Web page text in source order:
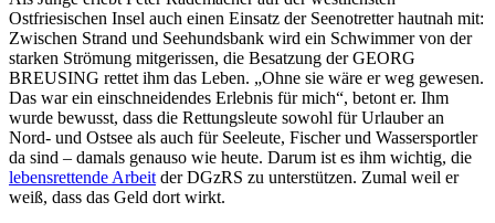
Ostfriesischen Insel auch einen Einsatz der Seenotretter hautnah mit:
Zwischen Strand und Seehundsbank wird ein Schwimmer von der
starken Strömung mitgerissen, die Besatzung der GEORG
BREUSING rettet ihm das Leben. „Ohne sie wäre er weg gewesen.
Das war ein einschneidendes Erlebnis für mich“, betont er. Ihm
wurde bewusst, dass die Rettungsleute sowohl für Urlauber an
Nord- und Ostsee als auch für Seeleute, Fischer und Wassersportler
da sind – damals genauso wie heute. Darum ist es ihm wichtig, die
lebensrettende Arbeit der DGzRS zu unterstützen. Zumal weil er
weiß, dass das Geld dort wirkt.